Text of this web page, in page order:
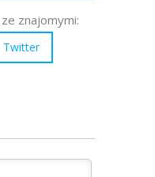
znajomymi:
Twitter